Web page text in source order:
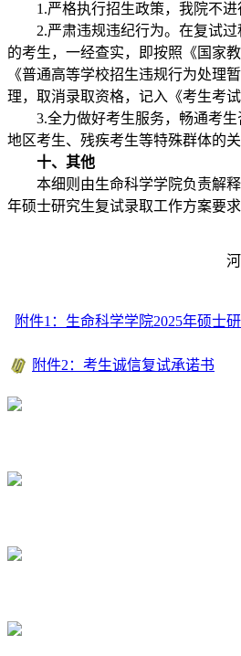
1.严格执行招生政策，我院不进
2.严肃违规违纪行为。在复试过
的考生，一经查实，即按照《国家
《普通高等学校招生违规行为处理
理，取消录取资格，记入《考生考试
3.全力做好考生服务，畅通考生
地区考生、残疾考生等特殊群体的
十、其他
本细则由生命科学学院负责解释
年硕士研究生复试录取工作方案要求
河南农业
附件1：生命科学学院2025年硕士
附件2：考生诚信复试承诺书